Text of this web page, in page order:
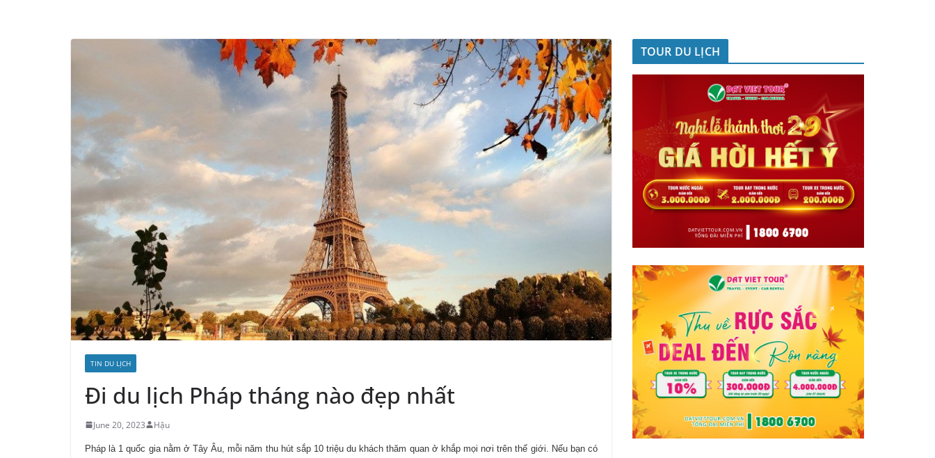
TIN DU LỊCH
Đi du lịch Pháp tháng nào đẹp nhất
June 20, 2023 Hậu
Pháp là 1 quốc gia nằm ở Tây Âu, mỗi năm thu hút sắp 10 triệu du khách thăm quan ở khắp mọi nơi trên thế giới. Nếu bạn có
TOUR DU LỊCH